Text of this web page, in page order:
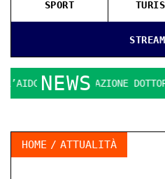
SPORT
NEWS
L’ASSOCIAZIONE DOTTORI
HOME ATTUALITÀ